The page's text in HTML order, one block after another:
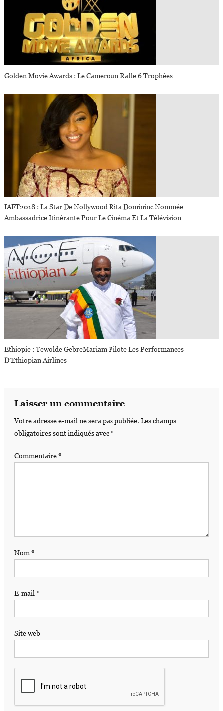
Golden Movie Awards : Le Cameroun Rafle 6 Trophées
IAFT2018 : La Star De Nollywood Rita Domininc Nommée
Ambassadrice Itinérante Pour Le Cinéma Et La Télévision
Ethiopie : Tewolde GebreMariam Pilote Les Performances
D’Ethiopian Airlines
Laisser un commentaire
Votre adresse e-mail ne sera pas publiée. Les champs
obligatoires sont indiqués avec*
Commentaire*
Nom*
E-mail *
Site web